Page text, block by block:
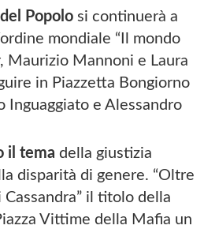
Popolo si continuerà a
mondiale “Il mondo
Maurizio Mannoni e Laura
in Piazzetta Bongiorno
Inguaggiato e Alessandro
il tema della giustizia
disparità di genere. “Oltre
Cassandra” il titolo della
Vittime della Mafia un